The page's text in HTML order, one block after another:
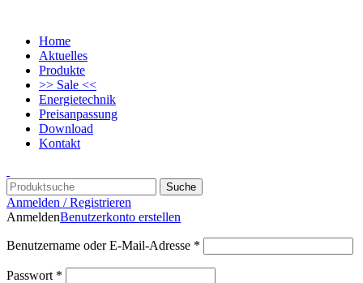
Home
Aktuelles
Produkte
>> Sale <<
Energietechnik
Preisanpassung
Download
Kontakt
Suche
Anmelden / Registrieren
AnmeldenBenutzerkonto erstellen
Benutzername oder E-Mail-Adresse *
Passwort *